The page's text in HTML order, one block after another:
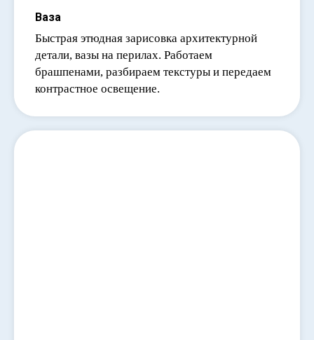
Ваза
Быстрая этюдная зарисовка архитектурной
детали, вазы на перилах. Работаем
брашпенами, разбираем текстуры и передаем
контрастное освещение.